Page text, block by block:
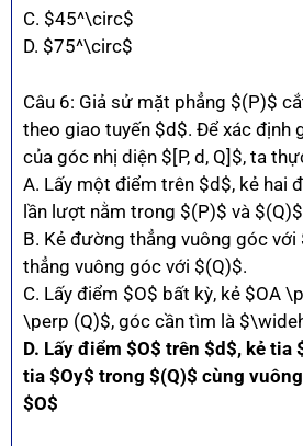
C. $45^\circ$
D. $75^\circ$
Câu 6: Giả sử mặt phẳng $(P)$
theo giao tuyến $d$. Để xác định
của góc nhị diện $[P, d, Q]$, ta
A. Lấy một điểm trên $d$, kẻ hai
lần lượt nằm trong $(P)$ và
B. Kẻ đường thẳng vuông góc
thẳng vuông góc với $(Q)$.
C. Lấy điểm $O$ bất kỳ, kẻ $OA
\perp (Q)$, góc cần tìm là
D. Lấy điểm $O$ trên $d$, kẻ tia
tia $Oy$ trong $(Q)$ cùng
$O$